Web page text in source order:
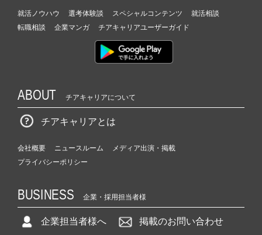
就活ノウハウ 選考体験談 スペシャルコンテンツ
就活相談
転職相談
企業マンガ チアキャリアユーザーガイド
ABOUT チアキャリアについて
チアキャリアとは
会社概要 ニュースルーム
メディア出演・掲載
プライバシーポリシー
BUSINESS 企業・採用担当者様
企業担当者様へ 掲載のお問い合わせ